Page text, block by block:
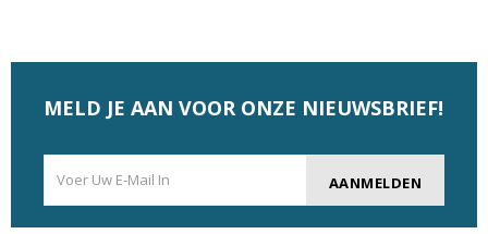
MELD JE AAN VOOR ONZE NIEUWSBRIEF!
AANMELDEN